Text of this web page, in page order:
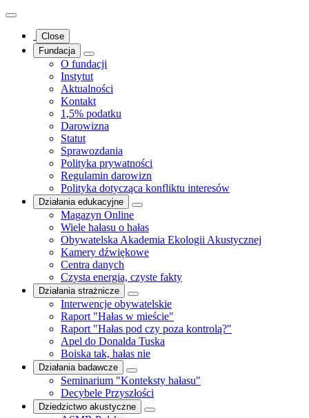
Close
Fundacja
O fundacji
Instytut
Aktualności
Kontakt
1,5% podatku
Darowizna
Statut
Sprawozdania
Polityka prywatności
Regulamin darowizn
Polityka dotycząca konfliktu interesów
Działania edukacyjne
Magazyn Online
Wiele hałasu o hałas
Obywatelska Akademia Ekologii Akustycznej
Kamery dźwiękowe
Centra danych
Czysta energia, czyste fakty
Działania strażnicze
Interwencje obywatelskie
Raport "Hałas w mieście"
Raport "Hałas pod czy poza kontrolą?"
Apel do Donalda Tuska
Boiska tak, hałas nie
Działania badawcze
Seminarium "Konteksty hałasu"
Decybele Przyszłości
Dziedzictwo akustyczne